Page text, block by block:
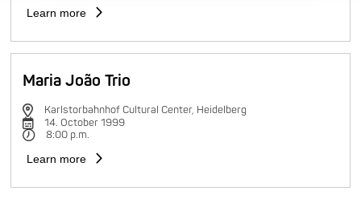
Learn more
Maria João Trio
Karlstorbahnhof Cultural Center, Heidelberg
14. October 1999
8:00 p.m.
Learn more